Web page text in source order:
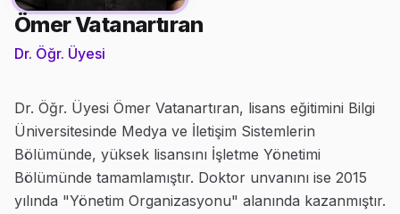
Ömer Vatanartıran
Dr. Öğr. Üyesi
Dr. Öğr. Üyesi Ömer Vatanartıran, lisans eğitimini Bilgi
Üniversitesinde Medya ve İletişim Sistemlerin
Bölümünde, yüksek lisansını İşletme Yönetimi
Bölümünde tamamlamıştır. Doktor unvanını ise 2015
yılında "Yönetim Organizasyonu" alanında kazanmıştır.